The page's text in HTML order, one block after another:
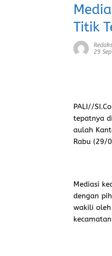
Titik
29
PALI//
tepatnya
aulah
Rabu (29/
Mediasi
dengan
wakili oleh